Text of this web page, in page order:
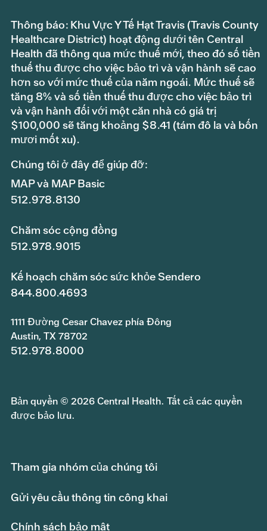
Thông báo: Khu Vực Y Tế Hạt Travis (Travis County
Healthcare District) hoạt động dưới tên Central
Health đã thông qua mức thuế mới, theo đó số tiền
thuế thu được cho việc bảo trì và vận hành sẽ cao
hơn so với mức thuế của năm ngoái. Mức thuế sẽ
tăng 8% và số tiền thuế thu được cho việc bảo trì
và vận hành đối với một căn nhà có giá trị
$100,000 sẽ tăng khoảng $8.41 (tám đô la và bốn
mươi mốt xu).
Chúng tôi ở đây để giúp đỡ:
MAP và MAP Basic
512.978.8130
Chăm sóc cộng đồng
512.978.9015
Kế hoạch chăm sóc sức khỏe Sendero
844.800.4693
1111 Đường Cesar Chavez phía Đông
Austin, TX 78702
512.978.8000
Bản quyền © 2026 Central Health. Tất cả các quyền
được bảo lưu.
Tham gia nhóm của chúng tôi
Gửi yêu cầu thông tin công khai
Chính sách bảo mật